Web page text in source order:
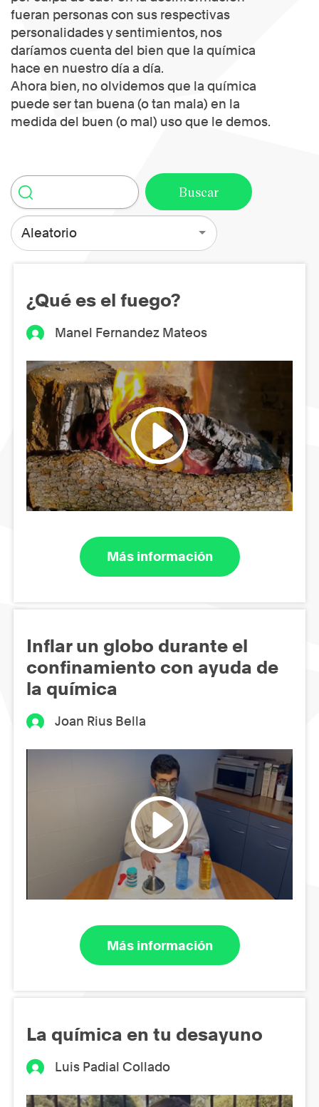
fueran personas con sus respectivas
personalidades y sentimientos, nos
daríamos cuenta del bien que la química
hace en nuestro día a día.
Ahora bien, no olvidemos que la química
puede ser tan buena (o tan mala) en la
medida del buen (o mal) uso que le demos.
Aleatorio
¿Qué es el fuego?
Manel Fernandez Mateos
Más información
Inflar un globo durante el
confinamiento con ayuda de
la química
Joan Rius Bella
Más información
La química en tu desayuno
Luis Padial Collado